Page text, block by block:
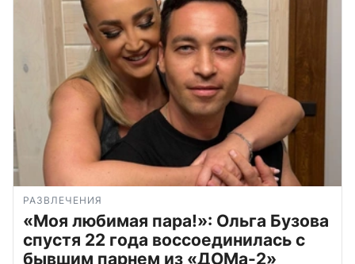
РАЗВЛЕЧЕНИЯ
«Моя любимая пара!»: Ольга Бузова
спустя 22 года воссоединилась с
бывшим парнем из «ДОМа-2»